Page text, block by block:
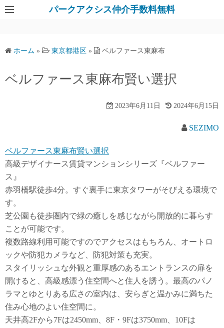
パークアクシス仲介手数料無料
ホーム » 東京都港区 » ベルファース東麻布
ベルファース東麻布賢い選択
2023年6月11日 2024年6月15日
SEZIMO
ベルファース東麻布賢い選択
高級デザイナース賃貸マンションシリーズ『ベルファー
ス』
赤羽橋駅徒歩4分。すぐ裏手に東京タワーがそびえる環境で
す。
芝公園も徒歩圏内で緑の癒しを感じながら開放的に暮らす
ことが可能です。
複数路線利用可能ですのでアクセスはもちろん、オートロ
ックや防犯カメラなど、防犯対策も充実。
スタイリッシュな外観と重厚感のあるエントランスの扉を
開けると、高級感漂う住空間へと住人を誘う。最高のパノ
ラマとゆとりある広さの室内は、安らぎと温かみに満ちた
住み心地のよい住空間に。
天井高2Fから7Fは2450mm、8F・9Fは3750mm、10Fは